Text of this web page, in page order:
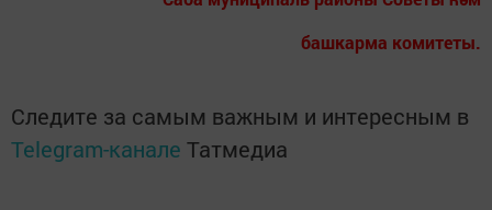
башкарма комитеты.
Следите за самым важным и интересным в
Telegram-канале Татмедиа